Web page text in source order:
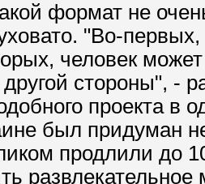
формат не
"Во-
человек
другой стороны", -
проекта в
был придуман
продлили до